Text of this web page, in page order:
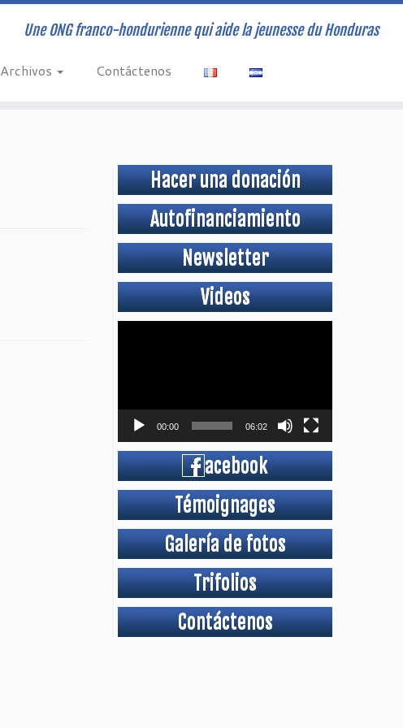
Une ONG franco-hondurienne qui aide la jeunesse du Honduras
Archivos Contáctenos
Hacer una donación
Autofinanciamiento
Newsletter
Videos
00:00 06:02
acebook
Témoignages
Galería de fotos
Trifolios
Contáctenos